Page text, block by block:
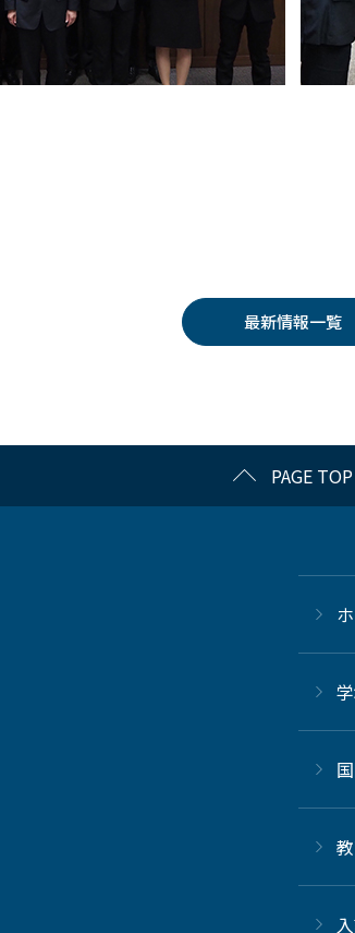
最新情報一覧
PAGE TOP